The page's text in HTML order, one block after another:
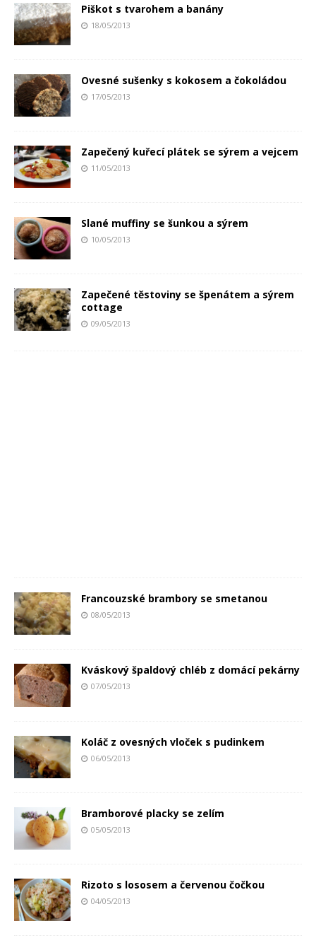
Piškot s tvarohem a banány
18/05/2013
Ovesné sušenky s kokosem a čokoládou
17/05/2013
Zapečený kuřecí plátek se sýrem a vejcem
11/05/2013
Slané muffiny se šunkou a sýrem
10/05/2013
Zapečené těstoviny se špenátem a sýrem
cottage
09/05/2013
Francouzské brambory se smetanou
08/05/2013
Kváskový špaldový chléb z domácí pekárny
07/05/2013
Koláč z ovesných vloček s pudinkem
06/05/2013
Bramborové placky se zelím
05/05/2013
Rizoto s lososem a červenou čočkou
04/05/2013